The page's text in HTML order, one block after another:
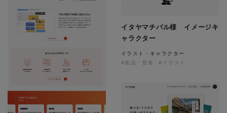
イタヤマチバル様 イメージキ
ャラクター
イラスト・キャラクター
#食品・飲食
#イラスト